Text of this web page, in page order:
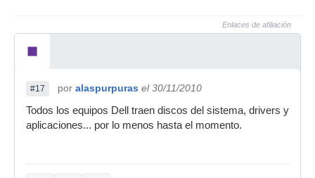
Enlaces de afiliación
#17 por alaspurpuras el 30/11/2010
Todos los equipos Dell traen discos del sistema, drivers y
aplicaciones... por lo menos hasta el momento.